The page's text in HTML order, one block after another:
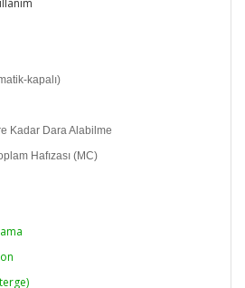
kapalı)
Kadar Dara Alabilme
Hafızası (MC)